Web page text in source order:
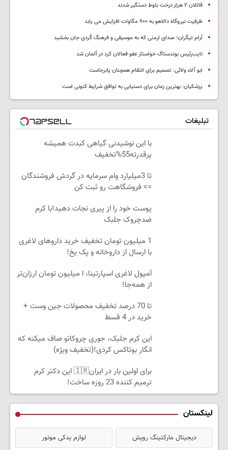
قاتلان ۲ هزار درخت بلوط دستگیر شدند
ظرفیت نیروگاه دالاهو به ۹۰۰ مگاوات افزایش می یابد
آرام تیگران؛ صدای ارمنی که به موسیقی و فرهنگ کُردی جان بخشید
نایب‌رئیس بوندستاگ خواستار عفو فعالان کرد در آلمان شد
ابو آلاء ولائی: تصمیم برای انتقام همچنان پابرجاست
پزشکیان‌: بهترین زمان برای دستیابی به توافق شرایط کنونی است
تبلیغات
با این نوشیدنی گیاهی کبدت همیشه
پرقدرته55%تخفیف
تا 3میلیارد وام سرمایه در گردش فروشندگان
=> فروشگاهت رو ثبت کن
پوست خود را از پیری نجات دهید!با کرم
ضدچروک جلبک
1 میلیون تومان تخفیف خرید داروهای لاغری
با ارسال از داروخانه و پک یخ!
آمپول لاغری اسپارتینا، ا میلیون تومان ارزان‌تر
از همه‌جا!
تا 70 درصد تخفیف محصولات جین وست +
خرید در 4 قسط
این کرم جلبک، جوری چروکاتو صاف میکنه که
انگار بوتاکس کردی!(تخفیف ویژه)
برای اولین بار در ایران🇮🇷 این دکتر کرم
ترمیم کننده 23 روزه ساخت!
لینکستان
دیجیتال مارکتینگ رویش لوازم یدکی موتور